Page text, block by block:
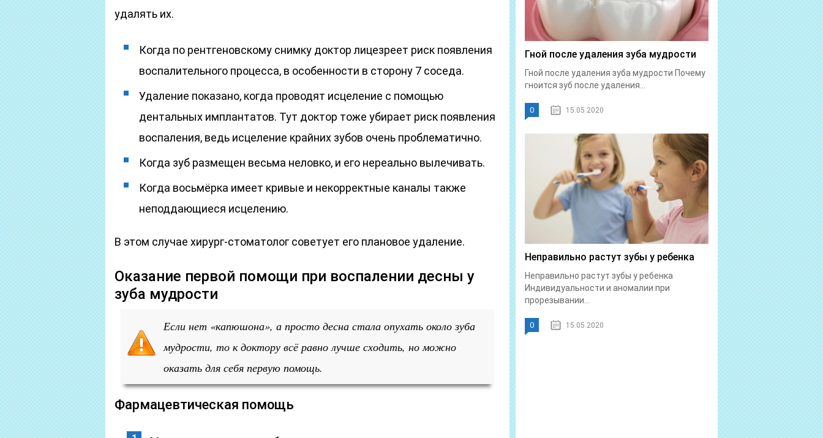
удалять их.
Когда по рентгеновскому снимку доктор лицезреет риск появления
воспалительного процесса, в особенности в сторону 7 соседа.
Удаление показано, когда проводят исцеление с помощью
дентальных имплантатов. Тут доктор тоже убирает риск появления
воспаления, ведь исцеление крайних зубов очень проблематично.
Когда зуб размещен весьма неловко, и его нереально вылечивать.
Когда восьмёрка имеет кривые и некорректные каналы также
неподдающиеся исцелению.
В этом случае хирург-стоматолог советует его плановое удаление.
Оказание первой помощи при воспалении десны у
зуба мудрости
Если нет «капюшона», а просто десна стала опухать около зуба
мудрости, то к доктору всё равно лучше сходить, но можно
оказать для себя первую помощь.
Фармацевтическая помощь
Гной после удаления зуба мудрости
Гной после удаления зуба мудрости Почему
гноится зуб после удаления...
0 15.05.2020
Неправильно растут зубы у ребенка
Неправильно растут зубы у ребенка
Индивидуальности и аномалии при
прорезывании...
0 15.05.2020